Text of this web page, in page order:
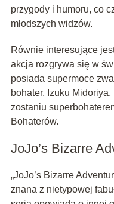
przygody i humoru, co
młodszych widzów.
Równie interesujące
akcja rozgrywa się w
posiada supermoce
bohater, Izuku
zostaniu
Bohaterów.
JoJo’s Bizarre
„JoJo’s Bizarre
znana z nietypowej